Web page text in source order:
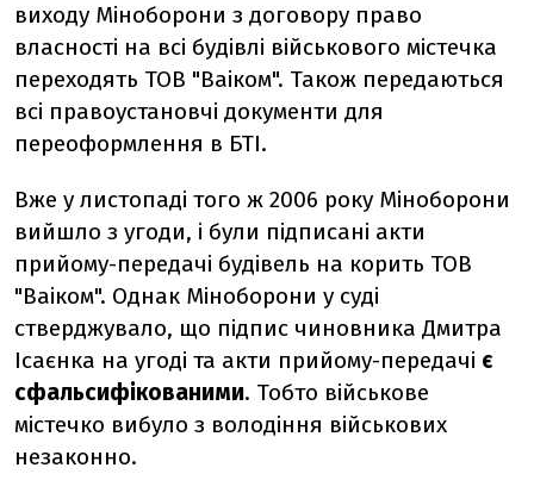
виходу Міноборони з договору право
власності на всі будівлі військового містечка
переходять ТОВ "Ваіком". Також передаються
всі правоустановчі документи для
переоформлення в БТІ.
Вже у листопаді того ж 2006 року Міноборони
вийшло з угоди, і були підписані акти
прийому-передачі будівель на корить ТОВ
"Ваіком". Однак Міноборони у суді
стверджувало, що підпис чиновника Дмитра
Ісаєнка на угоді та акти прийому-передачі є
сфальсифікованими. Тобто військове
містечко вибуло з володіння військових
незаконно.